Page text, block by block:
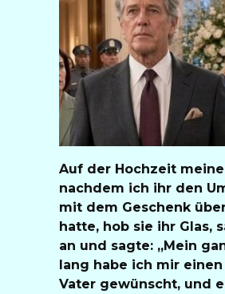
Auf der Hochzeit
nachdem ich ihr den
mit dem Geschenk
hatte, hob sie ihr Glas,
an und sagte: „Mein
lang habe ich mir
Vater gewünscht, und